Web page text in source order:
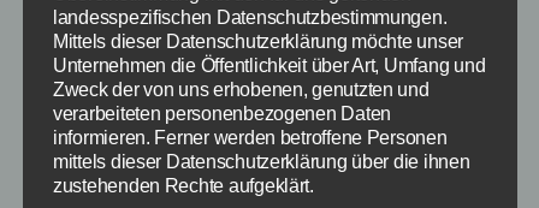
Wer noch rechtzeitig vorbestellt hat (bei
Amazon bereits ausverkauft) oder sich einfach
einen Key kauft, der sollte sich schon mal
darüber informieren, wie man Diablo 3
installieren kann, denn dies ist bereits jetzt
landesspezifischen Datenschutzbestimmungen.
Mittels dieser Datenschutzerklärung möchte unser
Unternehmen die Öffentlichkeit über Art, Umfang und
Zweck der von uns erhobenen, genutzten und
verarbeiteten personenbezogenen Daten
informieren. Ferner werden betroffene Personen
mittels dieser Datenschutzerklärung über die ihnen
zustehenden Rechte aufgeklärt.